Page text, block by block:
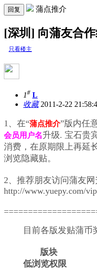
回复 蒲点推介
[深圳] 向蒲友合
只看楼主
1# L
收藏2011-2-22
1、 在“蒲点推介”版内任
会员用户名升级. 宝石贵
消费，在原期限上再延
浏览隐藏贴。
2、推荐朋友访问蒲友网
http://www.yuepy.com/
目前各版发贴蒲币
版块
低浏览权限